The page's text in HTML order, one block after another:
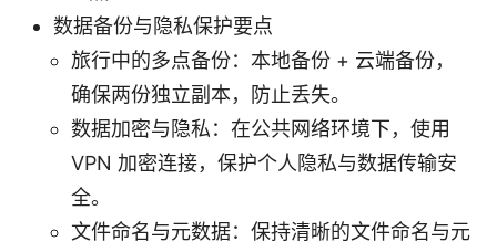
数据备份与隐私保护要点
旅行中的多点备份：本地备份 + 云端备份，
确保两份独立副本，防止丢失。
数据加密与隐私：在公共网络环境下，使用
VPN 加密连接，保护个人隐私与数据传输安
全。
文件命名与元数据：保持清晰的文件命名与元